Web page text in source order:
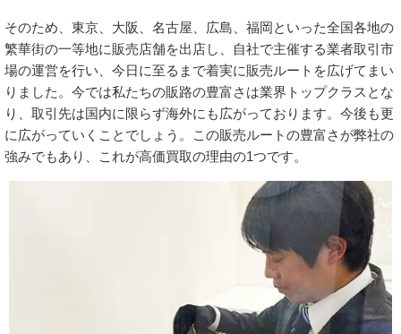
そのため、東京、大阪、名古屋、広島、福岡といった全国各地の
繁華街の一等地に販売店舗を出店し、自社で主催する業者取引市
場の運営を行い、今日に至るまで着実に販売ルートを広げてまい
りました。今では私たちの販路の豊富さは業界トップクラスとな
り、取引先は国内に限らず海外にも広がっております。今後も更
に広がっていくことでしょう。この販売ルートの豊富さが弊社の
強みでもあり、これが高価買取の理由の1つです。